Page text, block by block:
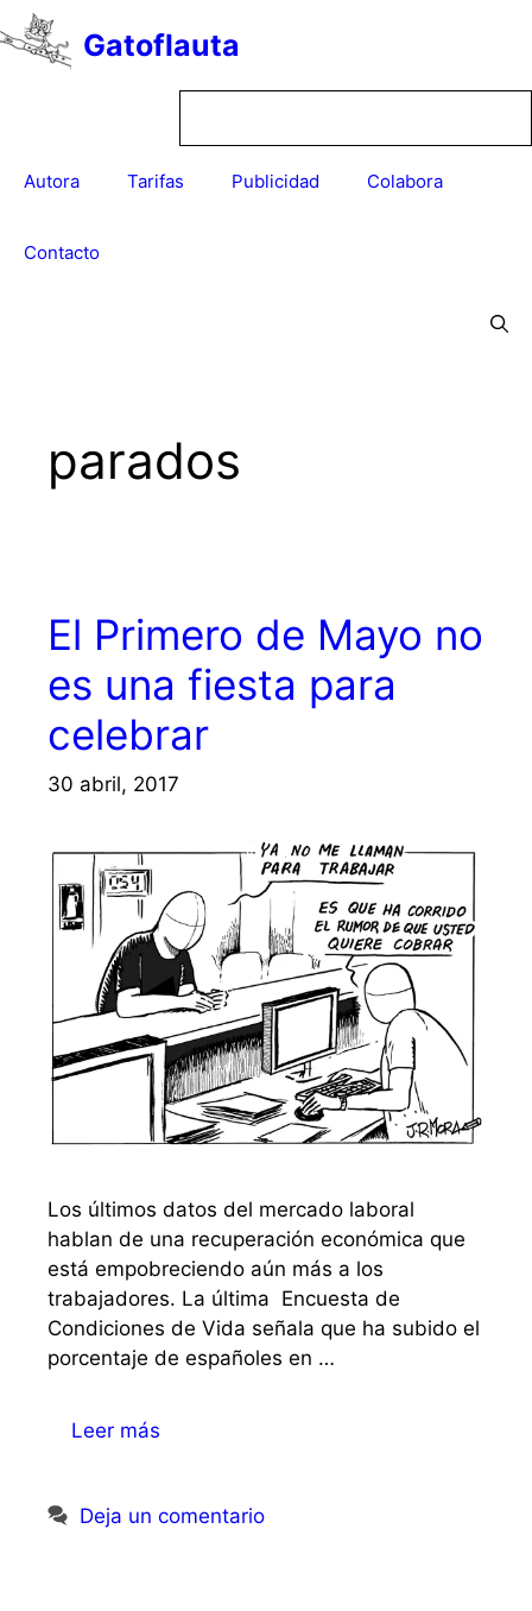
Saltar
al
contenido
Gatoflauta
Autora Tarifas Publicidad Colabora
Contacto
parados
El Primero de Mayo no
es una fiesta para
celebrar
30 abril, 2017
Los últimos datos del mercado laboral
hablan de una recuperación económica que
está empobreciendo aún más a los
trabajadores. La última Encuesta de
Condiciones de Vida señala que ha subido el
porcentaje de españoles en …
Leer más
Deja un comentario